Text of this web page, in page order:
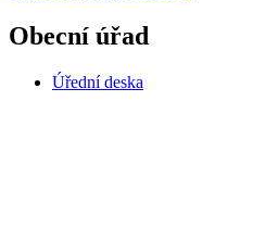
Obecní úřad
Úřední deska